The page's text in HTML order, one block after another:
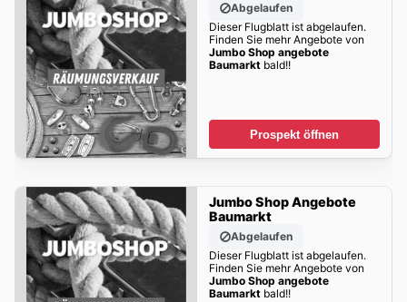
Abgelaufen
Dieser Flugblatt ist abgelaufen.
Finden Sie mehr Angebote von
Jumbo Shop angebote
Baumarktbald!!
Prospekt öffnen
Jumbo Shop Angebote
Baumarkt
Abgelaufen
Dieser Flugblatt ist abgelaufen.
Finden Sie mehr Angebote von
Jumbo Shop angebote
Baumarktbald!!